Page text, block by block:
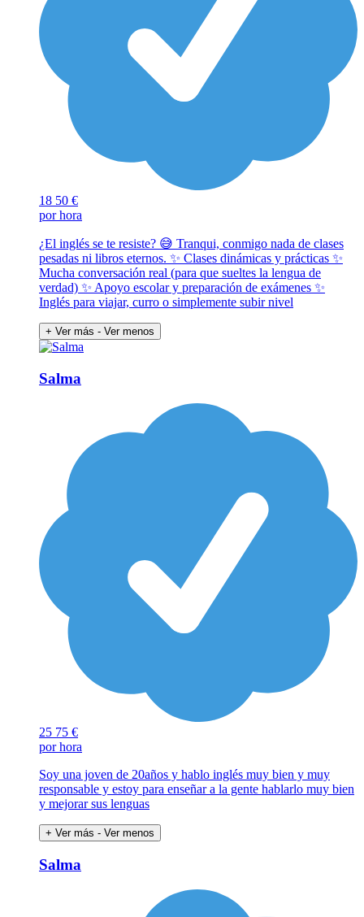
18 50 €
por hora
¿El inglés se te resiste? 😅 Tranqui, conmigo nada de clases
pesadas ni libros eternos. ✨ Clases dinámicas y prácticas ✨
Mucha conversación real (para que sueltes la lengua de
verdad) ✨ Apoyo escolar y preparación de exámenes ✨
Inglés para viajar, curro o simplemente subir nivel
+ Ver más - Ver menos
Salma
25 75 €
por hora
Soy una joven de 20años y hablo inglés muy bien y muy
responsable y estoy para enseñar a la gente hablarlo muy bien
y mejorar sus lenguas
+ Ver más - Ver menos
Salma